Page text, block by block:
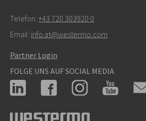
Telefon: +43 720 303920 0
Email: info.at@westermo.com
Partner Login
FOLGE UNS AUF SOCIAL MEDIA